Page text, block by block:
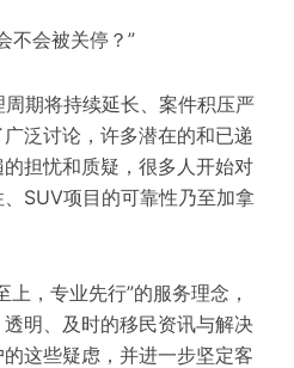
不会被关停？”
期将持续延长、案件积压严
泛讨论，许多潜在的和已递
担忧和质疑，很多人开始对
SUV项目的可靠性乃至加拿
，专业先行”的服务理念，
明、及时的移民资讯与解决
这些疑虑，并进一步坚定客